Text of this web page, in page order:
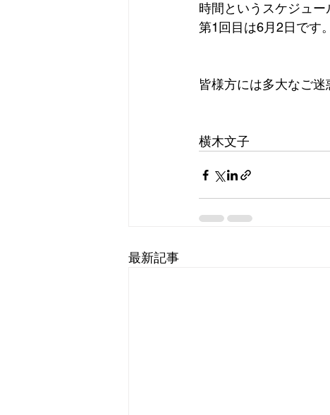
時間というスケジュー
第1回目は6月2日です
皆様方には多大なご
横木文子
最新記事